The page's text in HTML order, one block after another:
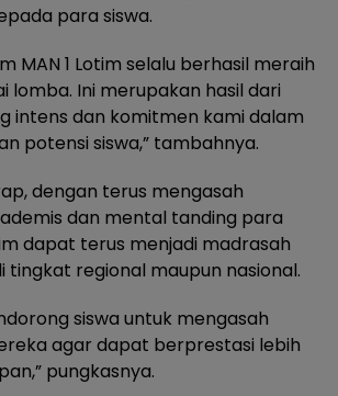
para siswa.
MAN 1 Lotim selalu berhasil meraih
lomba. Ini merupakan hasil dari
intens dan komitmen kami dalam
potensi siswa,” tambahnya.
dengan terus mengasah
dan mental tanding para
dapat terus menjadi madrasah
tingkat regional maupun nasional.
siswa untuk mengasah
agar dapat berprestasi lebih
pungkasnya.